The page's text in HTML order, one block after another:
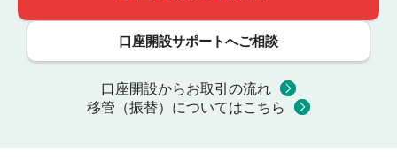
口座開設サポートへご相談
口座開設からお取引の流れ
移管（振替）についてはこちら